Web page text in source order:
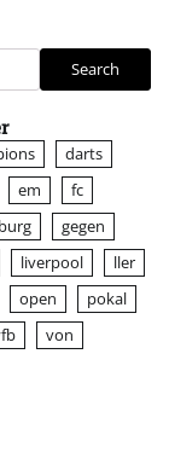
Search
darts
em
fc
gegen
liverpool
ller
open
pokal
von